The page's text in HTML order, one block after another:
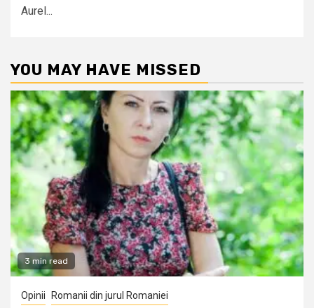
Aurel...
YOU MAY HAVE MISSED
3 min read
Opinii Romanii din jurul Romaniei